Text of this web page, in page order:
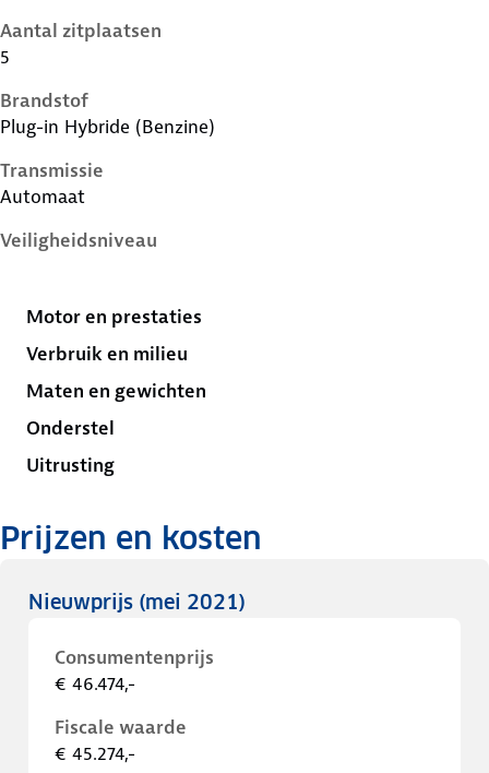
Aantal zitplaatsen
5
Brandstof
Plug-in Hybride (Benzine)
Transmissie
Automaat
Veiligheidsniveau
Motor en prestaties
Verbruik en milieu
Maten en gewichten
Onderstel
Uitrusting
Prijzen en kosten
Nieuwprijs (mei 2021)
Consumentenprijs
€ 46.474,-
Fiscale waarde
€ 45.274,-